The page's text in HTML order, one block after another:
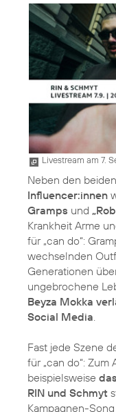
Livestream am 7.
Neben den
Influencer:innen
Gramps und
Krankheit Arme
für „can do“:
wechselnden
Generationen
ungebrochene
Beyza Mokka
Social Media
Fast jede Szene
für „can do“:
beispielsweise
RIN und Schmyt
Kampagnen-